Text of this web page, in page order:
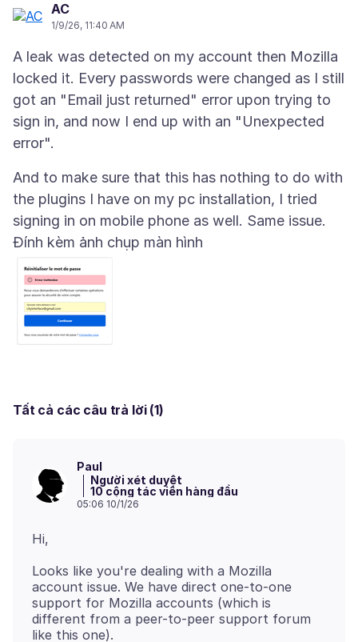
AC
1/9/26, 11:40 AM
A leak was detected on my account then Mozilla
locked it. Every passwords were changed as I still
got an "Email just returned" error upon trying to
sign in, and now I end up with an "Unexpected
And to make sure that this has nothing to do with
the plugins I have on my pc installation, I tried
Đính kèm ảnh chụp màn hình
Tất cả các câu trả lời (1)
Paul
Người xét duyệt
10 cộng tác viên hàng đầu
05:06 10/1/26
Looks like you're dealing with a Mozilla
account issue. We have direct one-to-one
support for Mozilla accounts (which is
different from a peer-to-peer support forum